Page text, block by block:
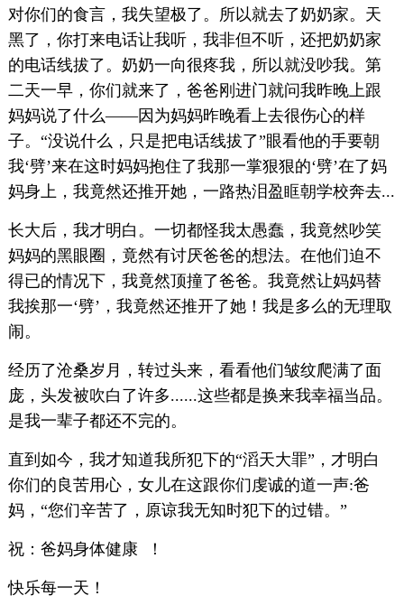
对你们的食言，我失望极了。所以就去了奶奶家。天
黑了，你打来电话让我听，我非但不听，还把奶奶家
的电话线拔了。奶奶一向很疼我，所以就没吵我。第
二天一早，你们就来了，爸爸刚进门就问我昨晚上跟
妈妈说了什么——因为妈妈昨晚看上去很伤心的样
子。“没说什么，只是把电话线拔了”眼看他的手要朝
我‘劈’来在这时妈妈抱住了我那一掌狠狠的‘劈’在了妈
妈身上，我竟然还推开她，一路热泪盈眶朝学校奔去...
长大后，我才明白。一切都怪我太愚蠢，我竟然吵笑
妈妈的黑眼圈，竟然有讨厌爸爸的想法。在他们迫不
得已的情况下，我竟然顶撞了爸爸。我竟然让妈妈替
我挨那一‘劈’，我竟然还推开了她！我是多么的无理取
闹。
经历了沧桑岁月，转过头来，看看他们皱纹爬满了面
庞，头发被吹白了许多......这些都是换来我幸福当品。
是我一辈子都还不完的。
直到如今，我才知道我所犯下的“滔天大罪”，才明白
你们的良苦用心，女儿在这跟你们虔诚的道一声:爸
妈，“您们辛苦了，原谅我无知时犯下的过错。”
祝：爸妈身体健康 ！
快乐每一天！